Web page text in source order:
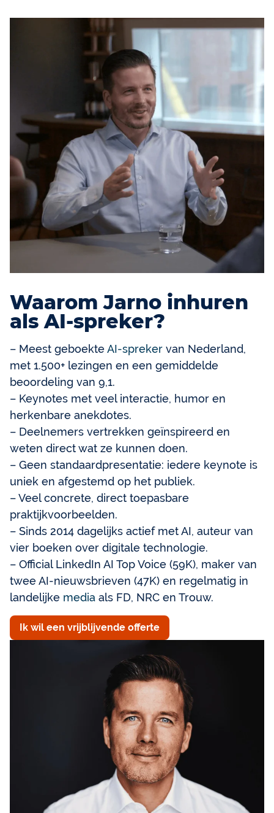
Waarom Jarno inhuren
als AI-spreker?
– Meest geboekteAI-spreker van Nederland,
met 1.500+ lezingen en een gemiddelde
beoordeling van 9,1.
– Keynotes met veel interactie, humor en
herkenbare anekdotes.
– Deelnemers vertrekken geïnspireerd en
weten direct wat ze kunnen doen.
– Geen standaardpresentatie: iedere keynote is
uniek en afgestemd op het publiek.
– Veel concrete, direct toepasbare
praktijkvoorbeelden.
– Sinds 2014 dagelijks actief met AI, auteur van
vier boeken over digitale technologie.
– Official LinkedIn AI Top Voice (59K), maker van
twee AI-nieuwsbrieven (47K) en regelmatig in
landelijke media als FD, NRC en Trouw.
Ik wil een vrijblijvende offerte